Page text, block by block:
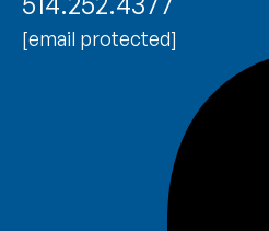
[email protected]